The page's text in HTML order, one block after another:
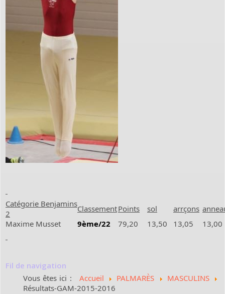
Catégorie Benjamins
2
ClassementPoints sol arrçons
Maxime Musset
9ème/22 79,20 13,50 13,05 13,00
Fil de navigation
Vous êtes ici :Accueil PALMARÈS
MASCULINS
Résultats-GAM-2015-2016